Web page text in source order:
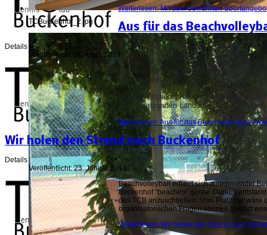
TCBuckenhof_2.jpg
Weiterlesen: Mit dem bewährten
Aus für das
Details
Veröffentlicht: 26. März 2013
Die Resonanz der gestarteten Umfrage
kein Interesse.
Bei der Mitgliederversammlung wies
im angrenzenden
Weiterlesen: Aus für das Beachvolleyball-
Wir holen den Strand nach Buckenhof
Details
Veröffentlicht: 23. Januar 2013
Beachvolleyball erfreut sich zunehmender
Buckenhof "beachen" gerne. Daraus
des TCB anzuschließen. Vom Platz her
organisatorischen Fragen können geklärt
Weiterlesen: Wir holen den Strand nach